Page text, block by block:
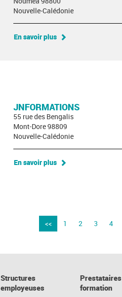
Nouvelle-Calédonie
En savoir plus
JNFORMATIONS
55 rue des Bengalis
Mont-Dore 98809
Nouvelle-Calédonie
En savoir plus
<< 1 2 3 4
Structures
employeuses
formation